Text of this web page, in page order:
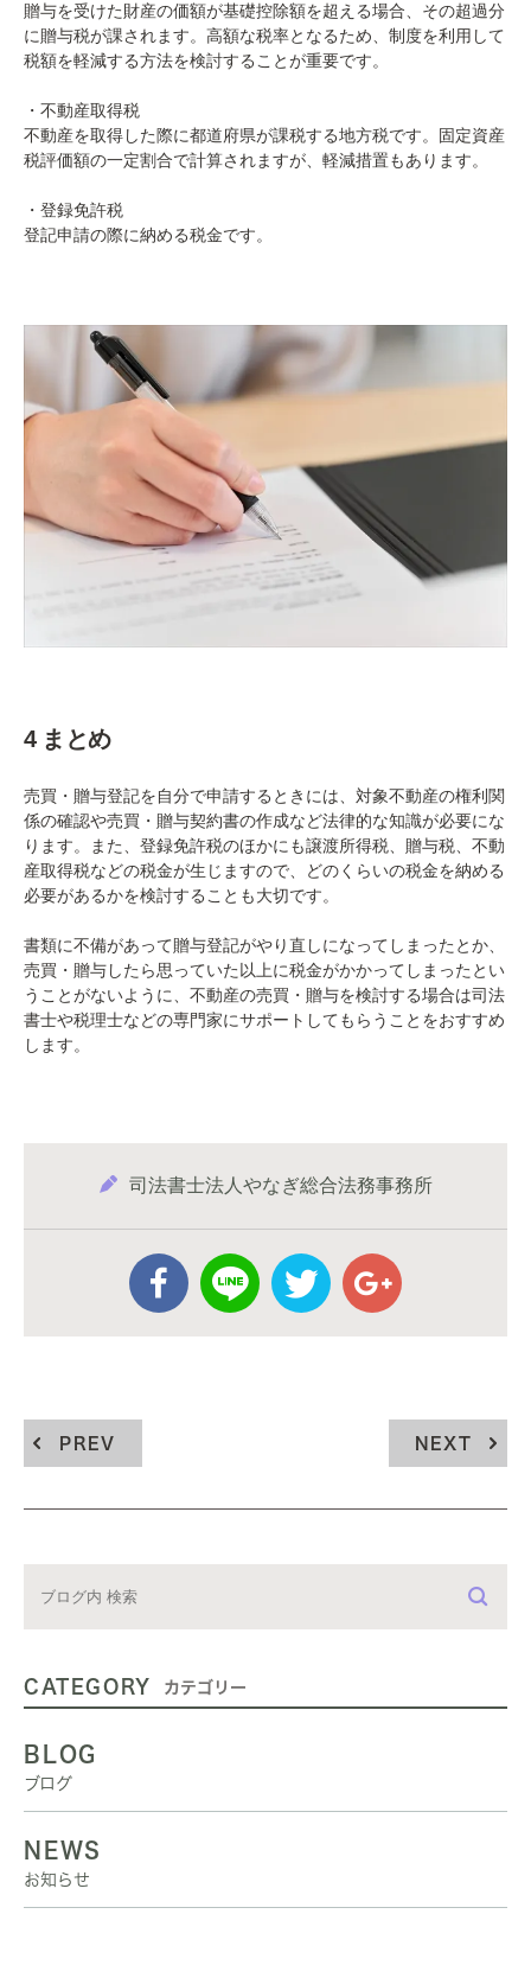
贈与を受けた財産の価額が基礎控除額を超える場合、その超過分
に贈与税が課されます。高額な税率となるため、制度を利用して
税額を軽減する方法を検討することが重要です。
・不動産取得税
不動産を取得した際に都道府県が課税する地方税です。固定資産
税評価額の一定割合で計算されますが、軽減措置もあります。
・登録免許税
登記申請の際に納める税金です。
4 まとめ
売買・贈与登記を自分で申請するときには、対象不動産の権利関
係の確認や売買・贈与契約書の作成など法律的な知識が必要にな
ります。また、登録免許税のほかにも譲渡所得税、贈与税、不動
産取得税などの税金が生じますので、どのくらいの税金を納める
必要があるかを検討することも大切です。
書類に不備があって贈与登記がやり直しになってしまったとか、
売買・贈与したら思っていた以上に税金がかかってしまったとい
うことがないように、不動産の売買・贈与を検討する場合は司法
書士や税理士などの専門家にサポートしてもらうことをおすすめ
します。
司法書士法人やなぎ総合法務事務所
PREV NEXT
CATEGORY カテゴリー
BLOG
ブログ
NEWS
お知らせ